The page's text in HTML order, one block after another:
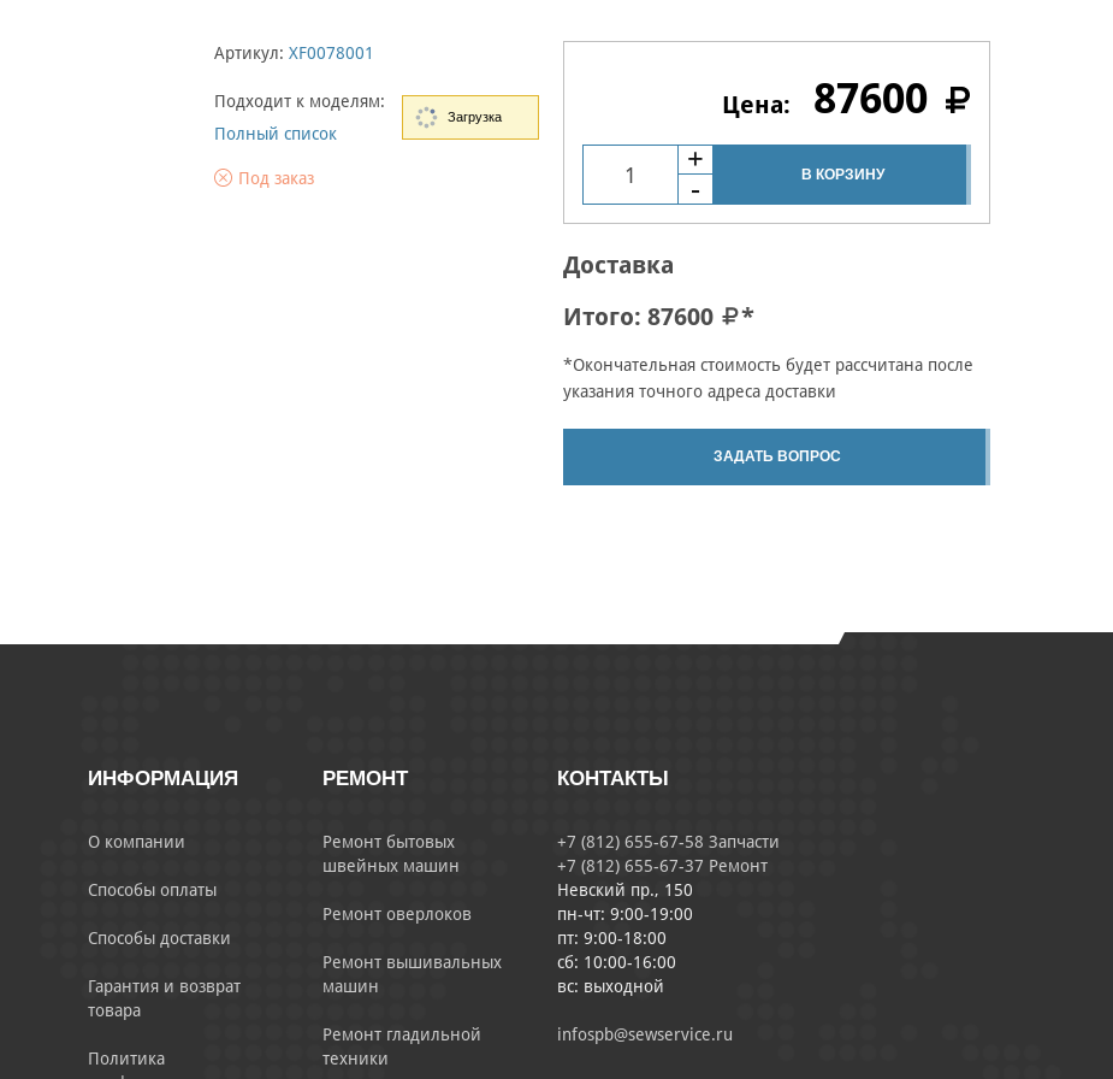
Артикул: XF0078001
Подходит к моделям:
Полный список
Под заказ
87600
В КОРЗИНУ
Доставка
Итого: 87600 *
*Окончательная стоимость будет рассчитана после
указания точного адреса доставки
ЗАДАТЬ ВОПРОС
ИНФОРМАЦИЯ
О компании
Способы оплаты
Способы доставки
Гарантия и возврат
товара
Политика
РЕМОНТ
Ремонт бытовых
швейных машин
Ремонт оверлоков
Ремонт вышивальных
машин
Ремонт гладильной
техники
КОНТАКТЫ
+7 (812) 655-67-58 Запчасти
+7 (812) 655-67-37 Ремонт
Невский пр., 150
пн-чт: 9:00-19:00
пт: 9:00-18:00
сб: 10:00-16:00
вс: выходной
infospb@sewservice.ru
Загрузка